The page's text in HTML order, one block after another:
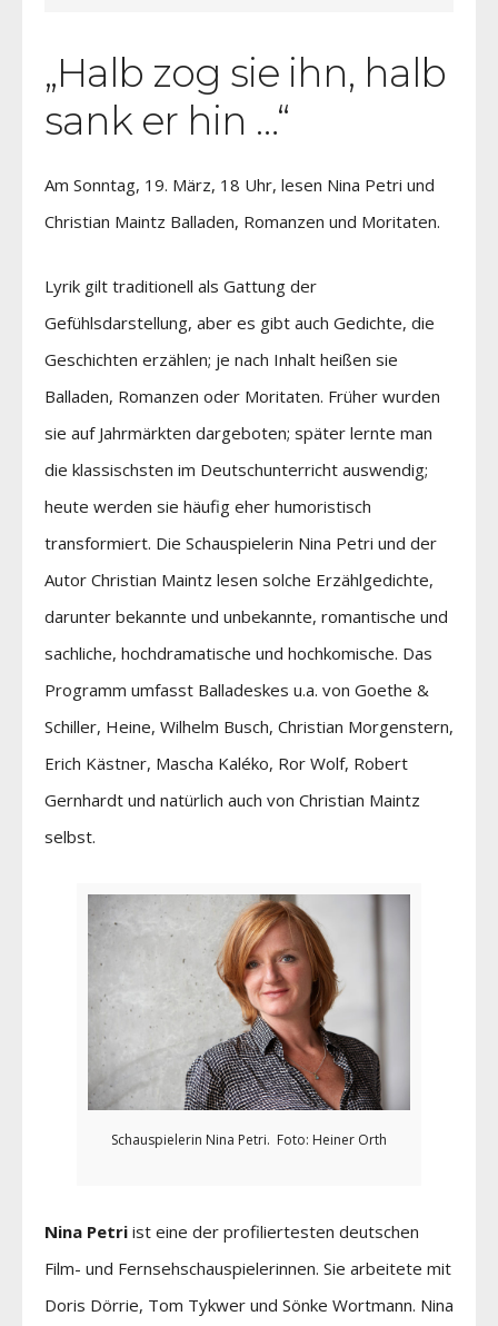
„Halb zog sie ihn, halb
sank er hin …“
Am Sonntag, 19. März, 18 Uhr, lesen Nina Petri und
Christian Maintz Balladen, Romanzen und Moritaten.
Lyrik gilt traditionell als Gattung der
Gefühlsdarstellung, aber es gibt auch Gedichte, die
Geschichten erzählen; je nach Inhalt heißen sie
Balladen, Romanzen oder Moritaten. Früher wurden
sie auf Jahrmärkten dargeboten; später lernte man
die klassischsten im Deutschunterricht auswendig;
heute werden sie häufig eher humoristisch
transformiert. Die Schauspielerin Nina Petri und der
Autor Christian Maintz lesen solche Erzählgedichte,
darunter bekannte und unbekannte, romantische und
sachliche, hochdramatische und hochkomische. Das
Programm umfasst Balladeskes u.a. von Goethe &
Schiller, Heine, Wilhelm Busch, Christian Morgenstern,
Erich Kästner, Mascha Kaléko, Ror Wolf, Robert
Gernhardt und natürlich auch von Christian Maintz
selbst.
Schauspielerin Nina Petri. Foto: Heiner Orth
Nina Petri ist eine der profiliertesten deutschen
Film- und Fernsehschauspielerinnen. Sie arbeitete mit
Doris Dörrie, Tom Tykwer und Sönke Wortmann. Nina